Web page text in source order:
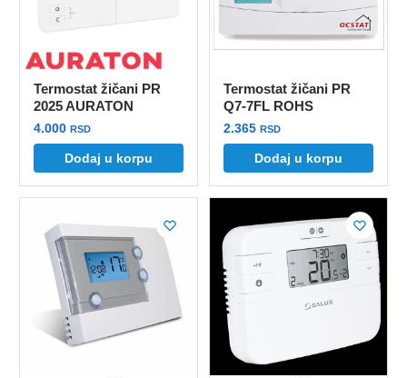
Termostat žičani PR
2025 AURATON
4.000RSD
Dodaj u korpu
Termostat žičani PR
Q7-7FL ROHS
2.365RSD
Dodaj u korpu